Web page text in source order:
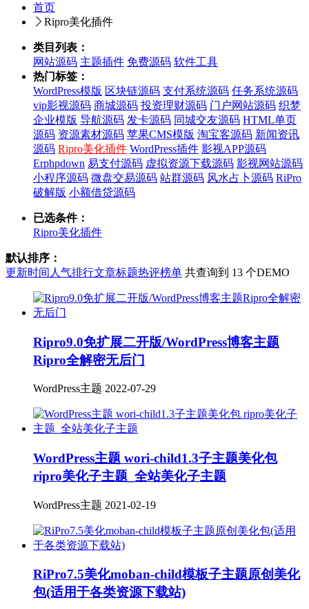
首页
Ripro美化插件
类目列表：
网站源码 主题插件 免费源码 软件工具
热门标签：
WordPress模版 区块链源码 支付系统源码 任务系统源码
vip影视源码 商城源码 投资理财源码 门户网站源码 织梦
企业模版 导航源码 发卡源码 同城交友源码 HTML单页
源码 资源素材源码 苹果CMS模版 淘宝客源码 新闻资讯
源码 Ripro美化插件 WordPress插件 影视APP源码
Erphpdown 易支付源码 虚拟资源下载源码 影视网站源码
小程序源码 微盘交易源码 站群源码 风水占卜源码 RiPro
破解版 小额借贷源码
已选条件：
Ripro美化插件
默认排序：
更新时间 人气排行文章标题热评榜单 共查询到 13 个DEMO
Ripro9.0免扩展二开版/WordPress博客主题
Ripro全解密无后门
WordPress主题 2022-07-29
​WordPress主题 wori-child1.3子主题美化包
ripro美化子主题_全站美化子主题
WordPress主题 2021-02-19
RiPro7.5美化moban-child模板子主题原创美化
包(适用于各类资源下载站)